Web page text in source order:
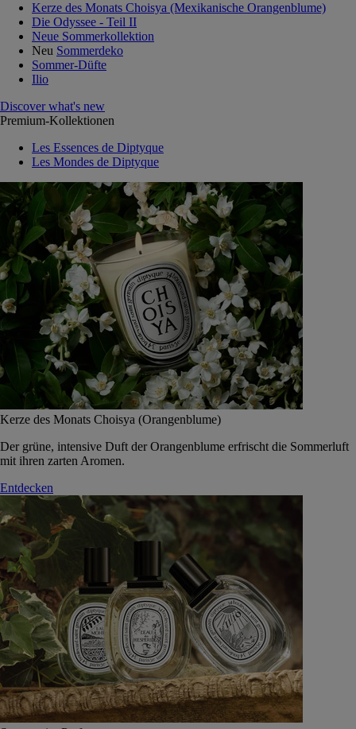
Kerze des Monats Choisya (Mexikanische Orangenblume)
Die Odyssee - Teil II
Neue Sommerkollektion
Neu Sommerdeko
Sommer-Düfte
Ilio
Discover what's new
Premium-Kollektionen
Les Essences de Diptyque
Les Mondes de Diptyque
Kerze des Monats Choisya (Orangenblume)
Der grüne, intensive Duft der Orangenblume erfrischt die Sommerluft
mit ihren zarten Aromen.
Entdecken